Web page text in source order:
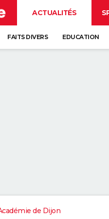
ACTUALITÉS
FAITS DIVERS EDUCATION
de Dijon